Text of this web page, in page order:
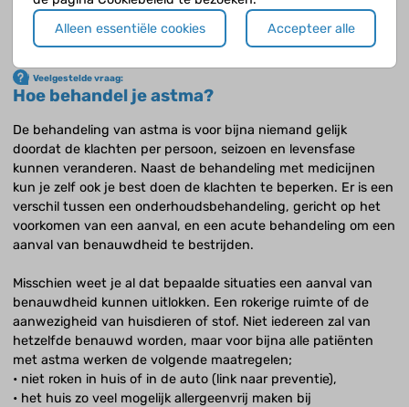
Veelgestelde vraag:
Hoe behandel je astma?
De behandeling van astma is voor bijna niemand gelijk
doordat de klachten per persoon, seizoen en levensfase
kunnen veranderen. Naast de behandeling met medicijnen
kun je zelf ook je best doen de klachten te beperken. Er is een
verschil tussen een onderhoudsbehandeling, gericht op het
voorkomen van een aanval, en een acute behandeling om een
aanval van benauwdheid te bestrijden.
Misschien weet je al dat bepaalde situaties een aanval van
benauwdheid kunnen uitlokken. Een rokerige ruimte of de
aanwezigheid van huisdieren of stof. Niet iedereen zal van
hetzelfde benauwd worden, maar voor bijna alle patiënten
met astma werken de volgende maatregelen;
• niet roken in huis of in de auto (link naar preventie),
• het huis zo veel mogelijk allergeenvrij maken bij
Alleen essentiële cookies
Accepteer alle